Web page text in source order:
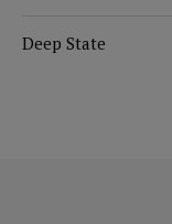
Deep State